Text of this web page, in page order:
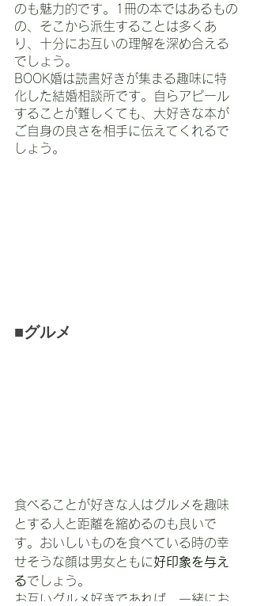
のも魅力的です。1冊の本ではあるもの
の、そこから派生することは多くあ
り、十分にお互いの理解を深め合える
でしょう。
BOOK婚は読書好きが集まる趣味に特
化した結婚相談所です。自らアピール
することが難しくても、大好きな本が
ご自身の良さを相手に伝えてくれるで
しょう。
■グルメ
食べることが好きな人はグルメを趣味
とする人と距離を縮めるのも良いで
す。おいしいものを食べている時の幸
せそうな顔は男女ともに好印象を与え
るでしょう。
お互いグルメ好きであれば、一緒にお